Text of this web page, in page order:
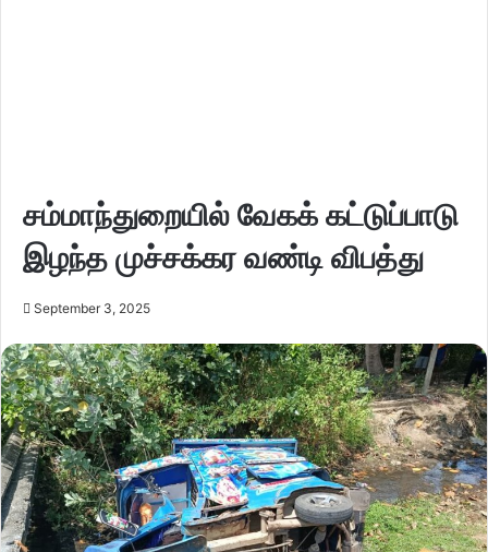
சம்மாந்துறையில் வேகக் கட்டுப்பாடு
இழந்த முச்சக்கர வண்டி விபத்து
September 3, 2025